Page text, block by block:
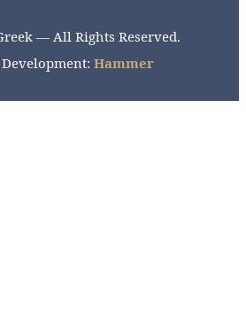
— All Rights Reserved.
Hammer